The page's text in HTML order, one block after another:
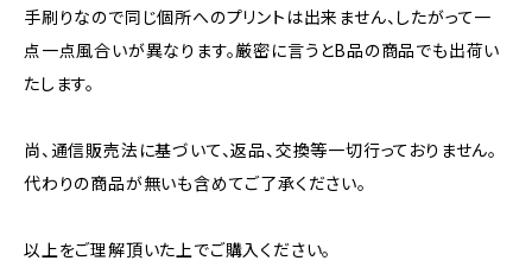
手刷りなので同じ個所へのプリントは出来ません、したがって一
点一点風合いが異なります。厳密に言うとB品の商品でも出荷い
たします。
尚、通信販売法に基づいて、返品、交換等一切行っておりません。
代わりの商品が無いも含めてご了承ください。
以上をご理解頂いた上でご購入ください。